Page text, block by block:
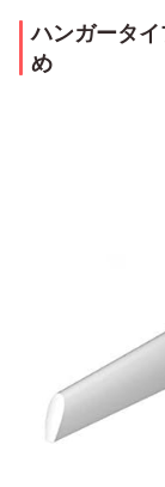
ハンガータ
め